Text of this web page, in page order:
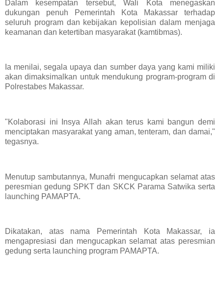
Dalam kesempatan tersebut, Wali Kota menegaskan
dukungan penuh Pemerintah Kota Makassar terhadap
seluruh program dan kebijakan kepolisian dalam menjaga
keamanan dan ketertiban masyarakat (kamtibmas).
Ia menilai, segala upaya dan sumber daya yang kami miliki
akan dimaksimalkan untuk mendukung program-program di
Polrestabes Makassar.
"Kolaborasi ini Insya Allah akan terus kami bangun demi
menciptakan masyarakat yang aman, tenteram, dan damai,"
tegasnya.
Menutup sambutannya, Munafri mengucapkan selamat atas
peresmian gedung SPKT dan SKCK Parama Satwika serta
launching PAMAPTA.
Dikatakan, atas nama Pemerintah Kota Makassar, ia
mengapresiasi dan mengucapkan selamat atas peresmian
gedung serta launching program PAMAPTA.